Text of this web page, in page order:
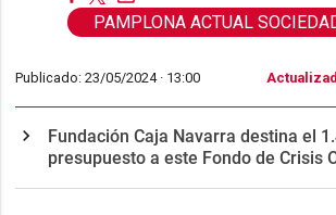
PAMPLONA ACTUAL
Publicado: 23/05/2024 · 13:00
Fundación Caja Navarra destina el
presupuesto a este Fondo de Crisis